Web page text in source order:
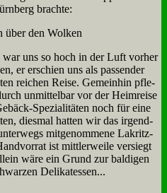
brach­te:
uns so hoch in der Luft vor­her
er er­schien uns als pas­sen­der
rei­chen Rei­se. Ge­mein­hin pfle­
un­mit­tel­bar vor der Heim­rei­se
Spe­zia­li­tä­ten noch für ei­ne
dies­mal hat­ten wir das ir­gend­
mit­ge­nom­me­ne La­kritz-
ist mitt­ler­wei­le ver­siegt
wä­re ein Grund zur bal­di­gen
De­li­ka­tes­sen...